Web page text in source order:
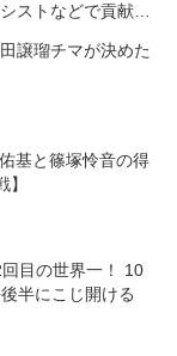
シストなどで貢献し
譲瑠チマが決めた
基と篠塚怜音の得
回目の世界一！ 10
半にこじ開ける